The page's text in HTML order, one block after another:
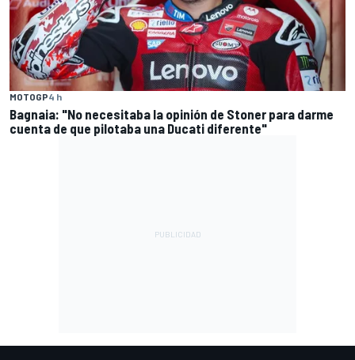
MOTOGP4 h
Bagnaia: "No necesitaba la opinión de Stoner para darme
cuenta de que pilotaba una Ducati diferente"